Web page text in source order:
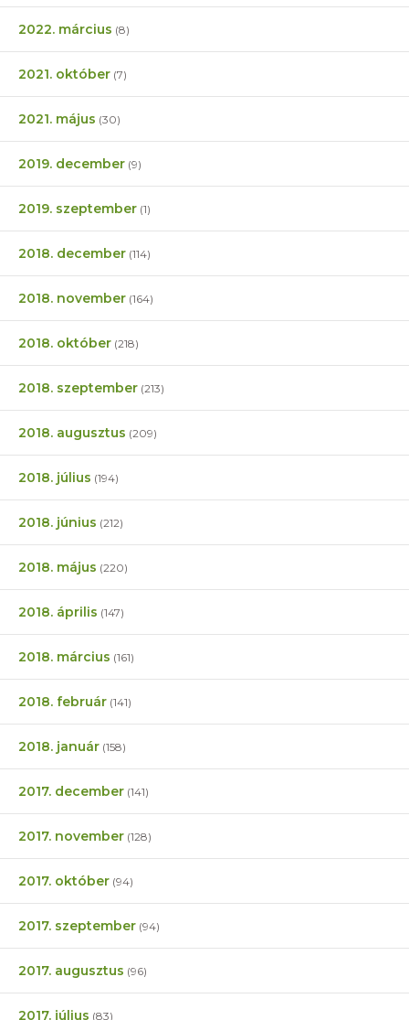
2022. március (8)
2021. október (7)
2021. május (30)
2019. december (9)
2019. szeptember (1)
2018. december (114)
2018. november (164)
2018. október (218)
2018. szeptember (213)
2018. augusztus (209)
2018. július (194)
2018. június (212)
2018. május (220)
2018. április (147)
2018. március (161)
2018. február (141)
2018. január (158)
2017. december (141)
2017. november (128)
2017. október (94)
2017. szeptember (94)
2017. augusztus (96)
2017. július (83)